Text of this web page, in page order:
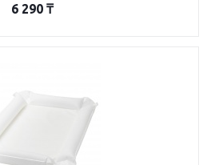
6 290 ₸